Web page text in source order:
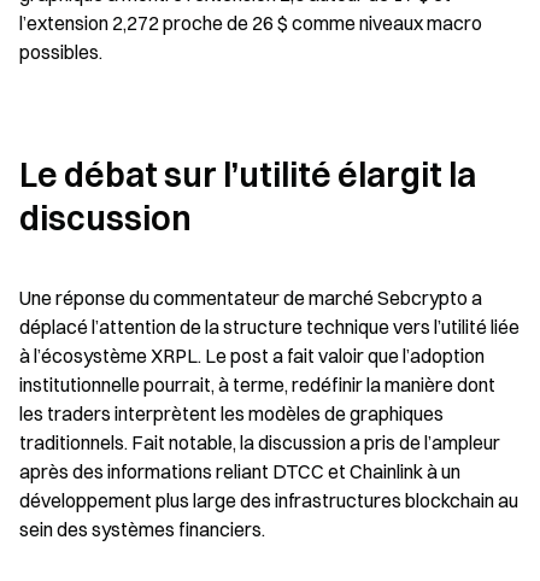
l’extension 2,272 proche de 26 $ comme niveaux macro
possibles.
Le débat sur l’utilité élargit la
discussion
Une réponse du commentateur de marché Sebcrypto a
déplacé l’attention de la structure technique vers l’utilité liée
à l’écosystème XRPL. Le post a fait valoir que l’adoption
institutionnelle pourrait, à terme, redéfinir la manière dont
les traders interprètent les modèles de graphiques
traditionnels. Fait notable, la discussion a pris de l’ampleur
après des informations reliant DTCC et Chainlink à un
développement plus large des infrastructures blockchain au
sein des systèmes financiers.